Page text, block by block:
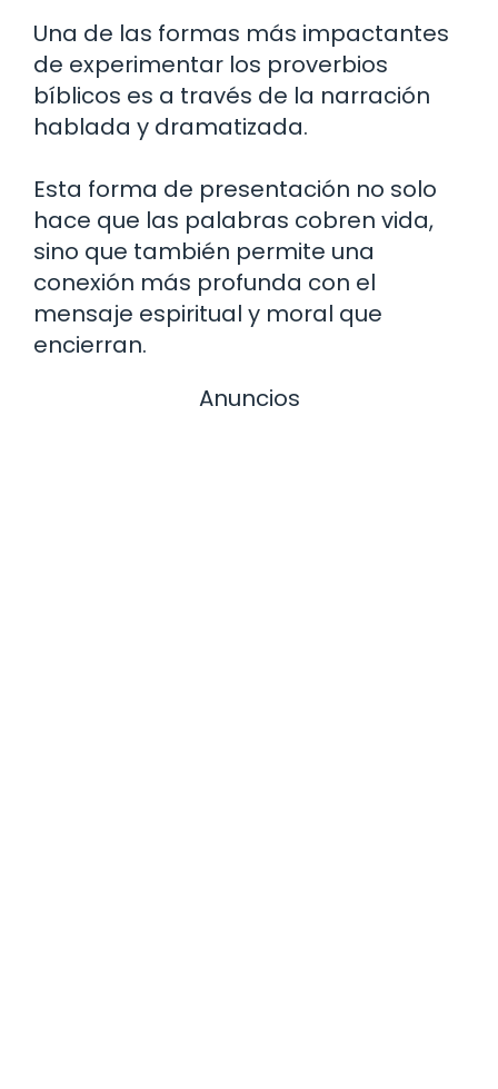
Una de las formas más impactantes
de experimentar los proverbios
bíblicos es a través de la narración
hablada y dramatizada.
Esta forma de presentación no solo
hace que las palabras cobren vida,
sino que también permite una
conexión más profunda con el
mensaje espiritual y moral que
encierran.
Anuncios